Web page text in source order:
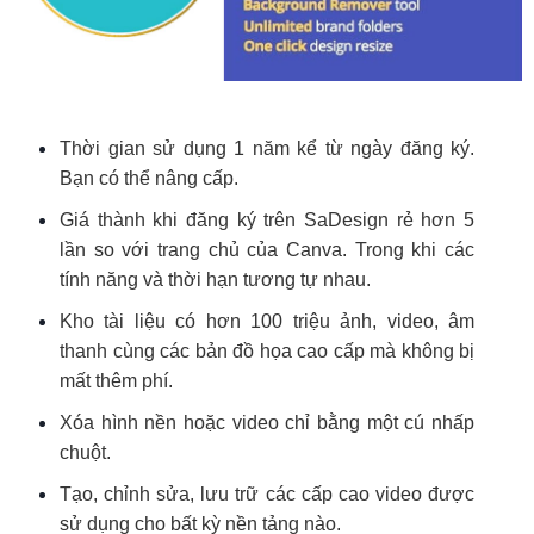
Thời gian sử dụng 1 năm kể từ ngày đăng ký.
Bạn có thể nâng cấp.
Giá thành khi đăng ký trên SaDesign rẻ hơn 5
lần so với trang chủ của Canva. Trong khi các
tính năng và thời hạn tương tự nhau.
Kho tài liệu có hơn 100 triệu ảnh, video, âm
thanh cùng các bản đồ họa cao cấp mà không bị
mất thêm phí.
Xóa hình nền hoặc video chỉ bằng một cú nhấp
chuột.
Tạo, chỉnh sửa, lưu trữ các cấp cao video được
sử dụng cho bất kỳ nền tảng nào.